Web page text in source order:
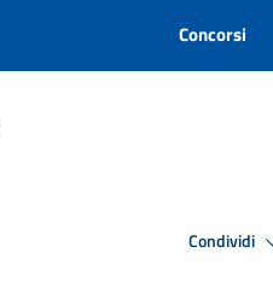
Concorsi
Condividi